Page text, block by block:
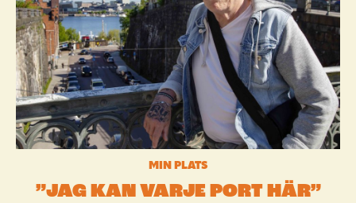
MIN PLATS
”JAG KAN VARJE PORT HÄR”